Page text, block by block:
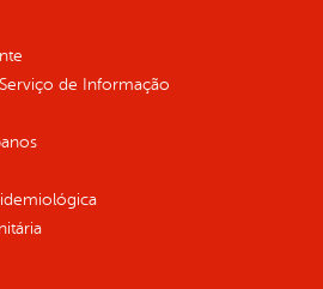
de Informação